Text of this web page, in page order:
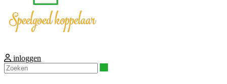
inloggen